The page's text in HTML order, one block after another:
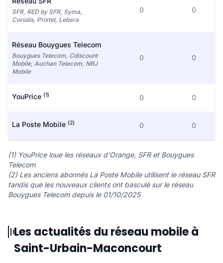
SFR, RED by SFR, Syma,
Coriolis, Prixtel, Lebara
0 0
Réseau Bouygues Telecom
Bouygues Telecom, Cdiscount
Mobile, Auchan Telecom, NRJ
Mobile
0 0
YouPrice (1) 0 0
La Poste Mobile (2) 0 0
(1) YouPrice loue les réseaux d'Orange, SFR et Bouygues
Telecom
(2) Les anciens abonnés La Poste Mobile utilisent le réseau SFR
tandis que les nouveaux clients ont basculé sur le réseau
Bouygues Telecom depuis le 01/10/2025
Les actualités du réseau mobile à
Saint-Urbain-Maconcourt